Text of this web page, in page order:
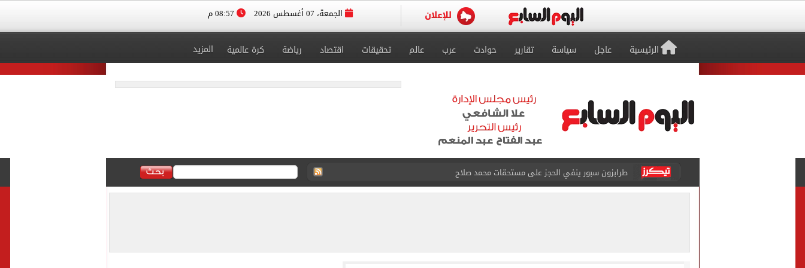
الجمعة، 07 أغسطس 2026
الرئيسية عاجل سياسة تقارير حوادث عرب عالم تحقيقات اقتصاد رياضة كرة عالمية المزيد
طرابزون سبور ينفي الحجز على مستحقات محمد صلاح
منتخب ناشئات كرة اليد يخسر أمام إسبانيا 27 - 26 فى نصف نهائى بطولة العالم
قفزة أعادت الزمن الجميل.. رأسية وائل جمعة فى مران الأهلي تستحضر أمجاد الصخرة
الزمالك يبلغ 4 لاعبين بعدم التواجد مع الفريق الأول بالموسم الجديد